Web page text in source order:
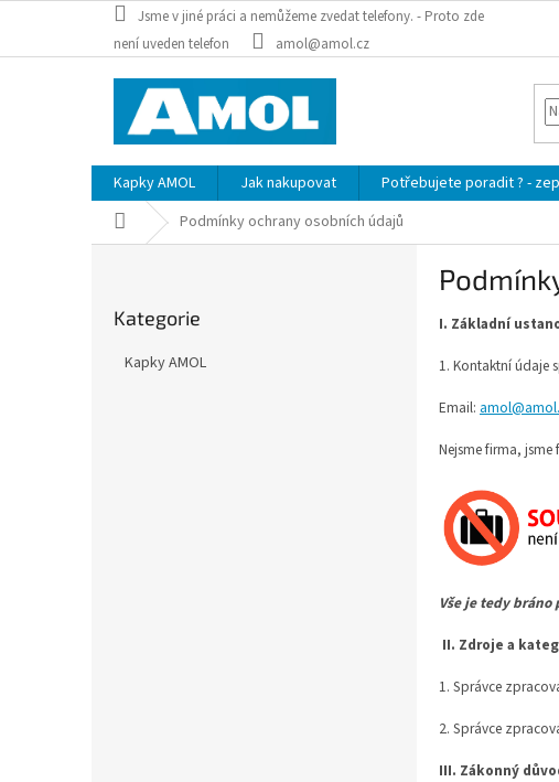
obsah
Jsme v jiné práci a nemůžeme zvedat telefony. - Proto zde
není uveden telefon
amol@amol.cz
Kapky AMOL Jak nakupovat
Potřebujete poradit ? -
Domů Podmínky ochrany osobních údajů
kategorie
Kategorie
Kapky AMOL
I. Základní
1. Kontaktní údaje
Email:
Nejsme firma,
Vše je tedy
II. Zdroje a
1. Správce
2. Správce
III. Zákonný